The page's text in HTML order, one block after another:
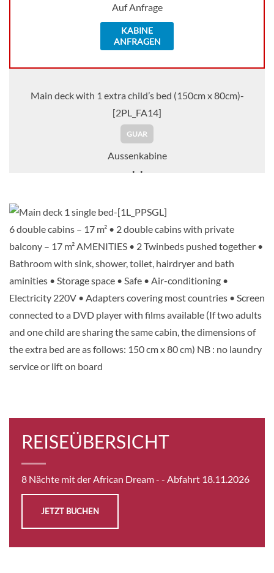
Auf Anfrage
KABINE
ANFRAGEN
Main deck with 1 extra child’s bed (150cm x 80cm)-
[2PL_FA14]
GUAR
Aussenkabine
AUSWÄHLEN
KABINE
ANFRAGEN
Main deck 2 beds-[GLS_PP]
Aussenkabine
GUAR
Balkonkabine
6 double cabins – 17 m² • 2 double cabins with private
balcony – 17 m² AMENITIES • 2 Twinbeds pushed together •
Bathroom with sink, shower, toilet, hairdryer and bath
aminities • Storage space • Safe • Air-conditioning •
Electricity 220V • Adapters covering most countries • Screen
connected to a DVD player with films available (If two adults
and one child are sharing the same cabin, the dimensions of
the extra bed are as follows: 150 cm x 80 cm) NB : no laundry
service or lift on board
REISEÜBERSICHT
8 Nächte mit der African Dream - - Abfahrt 18.11.2026
JETZT BUCHEN